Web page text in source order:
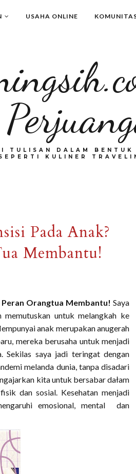
USAHA ONLINE
TULISAN DALAM
KULINER
Pada Anak?
Membantu!
Orangtua Membantu! Saya
untuk melangkah ke
anak merupakan anugerah
mereka berusaha untuk menjadi
Sekilas saya jadi teringat dengan
melanda dunia, tanpa disadari
kita untuk bersabar dałam
dan sosial. Kesehatan menjadi
emosional, mental dan